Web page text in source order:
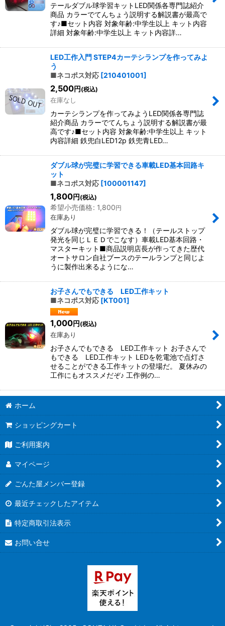
テールダブル球学習キットLED関係各専門誌紹介
商品 カラーでてんちょう説明する解説書が最高で
す♪■セット内容 対象年齢:中学生以上 キット内容
詳細 対象年齢:中学生以上 キット内容詳…
LED工作入門 STEP4カーテシランプを作ってみよ
う
■ネコポス対応 [210401001]
2,500円 (税込)
在庫なし
カーテシランプを作ってみようLED関係各専門誌
紹介商品 カラーでてんちょう説明する解説書が最
高です♪■セット内容 対象年齢:中学生以上 キット
内容詳細 鉄兜白LED12p 鉄兜青LED…
ダブル球が完璧に学習できる車載LED基本回路キ
ット
■ネコポス対応 [100001147]
1,800円 (税込)
希望小売価格: 1,800円
在庫あり
ダブル球が完璧に学習できる！（テールストップ
発光を同じＬＥＤでこなす）車載LED基本回路・
マスターキット■商品説明店長が作ってきた歴代
オートサロン自社ブースのテールランプと同じよ
うに製作出来るようにな…
お子さんでもできる LED工作キット
■ネコポス対応 [KT001]
1,000円(税込)
在庫あり
お子さんでもできる LED工作キット お子さんで
もできる LED工作キット LEDを乾電池で点灯さ
せることができる工作キットの登場だ。 夏休みの
工作にもオススメだぞ♪ 工作例の…
ホーム
ショッピングカート
ご利用案内
マイページ
ごんた屋メンバー登録
最近チェックしたアイテム
特定商取引法表示
お問い合せ